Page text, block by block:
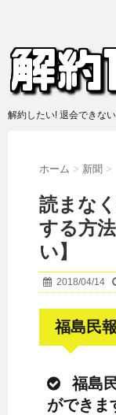
解約したい! 退会できな
ホーム > 新聞 >
読まな
する方
い】
2018/04/14
福島民
福島
ができま